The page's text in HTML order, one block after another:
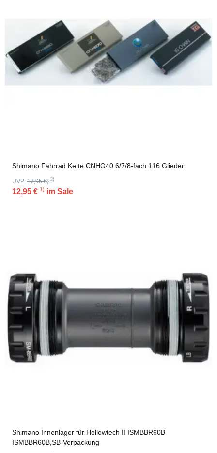
Shimano Fahrrad Kette CNHG40 6/7/8-fach 116 Glieder
UVP: 17,95 €} 2)
12,95 € 1) im Sale
Shimano Innenlager für Hollowtech II ISMBBR60B
ISMBBR60B,SB-Verpackung